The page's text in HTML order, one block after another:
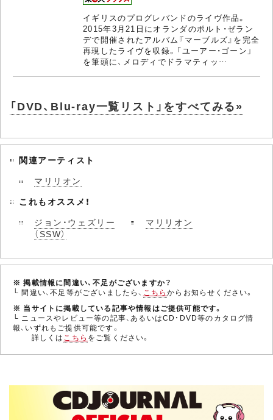
イギリスのプログレバンドのライヴ作品。
2015年3月21日にオランダのポルト・ゼラン
デで開催されたアルバム『マーブルズ』を完全
再現したライヴを収録。「ユーアー・ゴーン」
を筆頭に、メロディでドラマティッ…
「DVD、Blu-ray一覧リスト」をすべてみる»
関連アーティスト
マリリオン
これもオススメ！
ジョン・ウェズリー
（SSW）
マリリオン
※ 掲載情報に間違い、不足がございますか？
└ 間違い、不足等がございましたら、 こちらからお知らせください。
※ 当サイトに掲載している記事や情報はご提供可能です。
└ ニュースやレビュー等の記事、あるいはCD・DVD等のカタログ情
報、いずれもご提供可能です。
詳しくはこちら をご覧ください。